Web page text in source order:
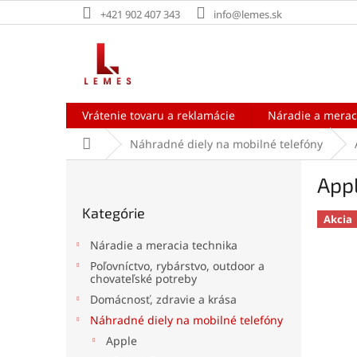
na
+421 902 407 343 info@lemes.sk
Vrátenie tovaru a reklamácie Náradie a
DomovNáhradné diely na mobilné telefóny
kategórie
Kategórie
Náradie a meracia technika
Poľovníctvo, rybárstvo, outdoor a
chovateľské potreby
Domácnosť, zdravie a krása
Náhradné diely na mobilné telefóny
Apple
Akcia